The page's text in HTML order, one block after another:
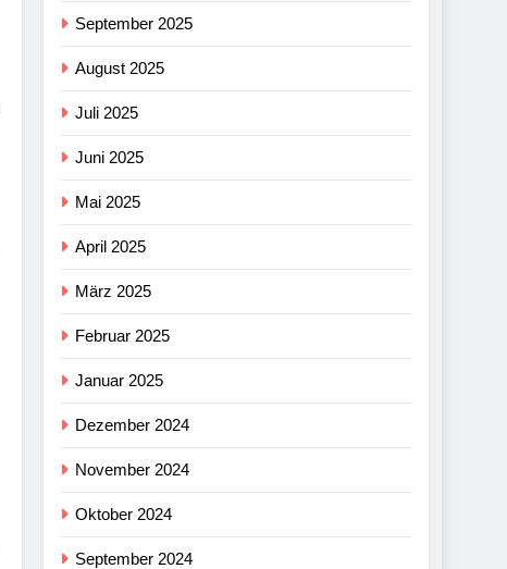
September 2025
August 2025
Juli 2025
Juni 2025
Mai 2025
April 2025
März 2025
Februar 2025
Januar 2025
Dezember 2024
November 2024
Oktober 2024
September 2024